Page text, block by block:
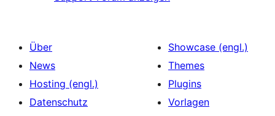
Über
News
Hosting (engl.)
Datenschutz
Showcase (engl.)
Themes
Plugins
Vorlagen